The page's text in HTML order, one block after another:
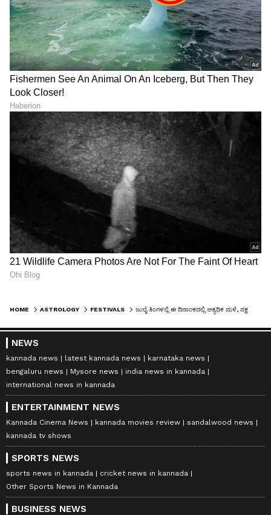
HOME ASTROLOGY FESTIVALS
NEWS
kannada news latest kannada news
karnataka news
bengaluru news
Mysore news
india news in kannada
international news in kannada
ENTERTAINMENT NEWS
Kannada Cinema News kannada movies review
sandalwood news
kannada tv shows
SPORTS NEWS
sports news in kannada
cricket news in kannada
Other Sports News in Kannada
BUSINESS NEWS